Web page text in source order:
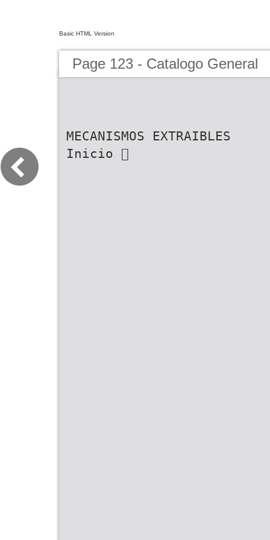
Basic HTML Version
Page 123 - Catalogo General
MECANISMOS EXTRAIBLES
Inicio 